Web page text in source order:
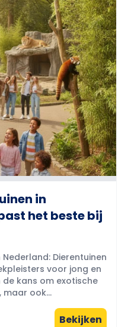
in
het beste bij
Dierentuinen
voor jong en
de kans om exotische
maar ook...
Bekijken